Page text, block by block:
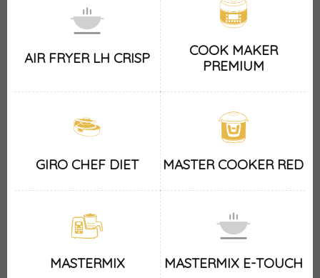
AIR FRYER LH CRISP
COOK MAKER
PREMIUM
GIRO CHEF DIET MASTER COOKER RED
MASTERMIX MASTERMIX E-TOUCH